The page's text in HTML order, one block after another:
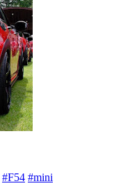
#F54 #mini